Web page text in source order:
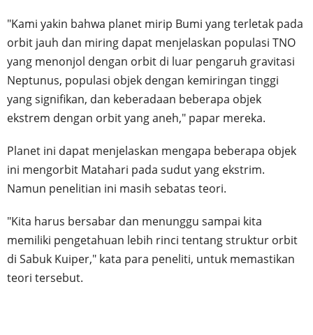
"Kami yakin bahwa planet mirip Bumi yang terletak pada
orbit jauh dan miring dapat menjelaskan populasi TNO
yang menonjol dengan orbit di luar pengaruh gravitasi
Neptunus, populasi objek dengan kemiringan tinggi
yang signifikan, dan keberadaan beberapa objek
ekstrem dengan orbit yang aneh," papar mereka.
Planet ini dapat menjelaskan mengapa beberapa objek
ini mengorbit Matahari pada sudut yang ekstrim.
Namun penelitian ini masih sebatas teori.
"Kita harus bersabar dan menunggu sampai kita
memiliki pengetahuan lebih rinci tentang struktur orbit
di Sabuk Kuiper," kata para peneliti, untuk memastikan
teori tersebut.